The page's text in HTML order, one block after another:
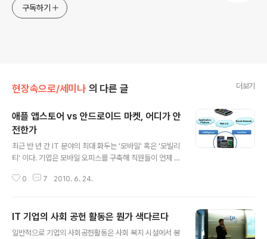
구독하기
현장속으로/세미나 의 다른 글 더보기
애플 앱스토어 vs 안드로이드 마켓, 어디가 안
전한가
최근 반 년 간 IT 분야의 최대 화두는 '모바일' 혹은 '모빌리
티' 이다. 기업은 모바일 오피스를 구축해 직원들이 언제 어
는다. 개인 역시 집에서 PC를 하는 시대가 아닌 스마트폰
드를 한눈에 볼 수 있는 세미나인 '스마트 모바일 시큐리티
2010'가 6월 23일 코엑스에서 열렸다. 이 자리에서 안철
0 7 2010. 6. 24.
IT 기업의 사회 공헌 활동은 뭔가 색다르다
일반적으로 기업의 사회공헌활동은 사회 복지 시설에서 봉